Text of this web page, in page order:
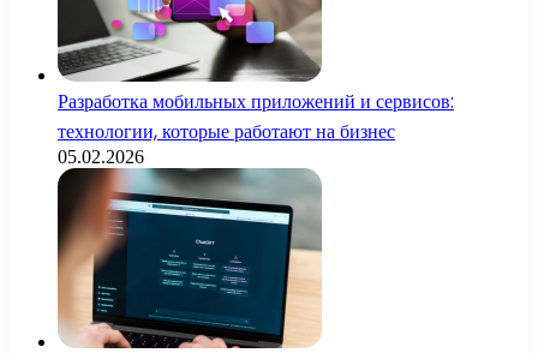
Разработка мобильных приложений и сервисов:
технологии, которые работают на бизнес
05.02.2026